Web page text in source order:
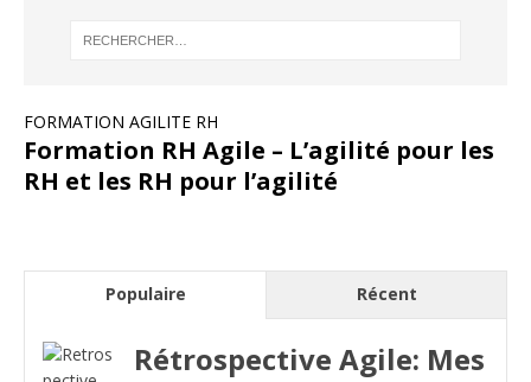
FORMATION AGILITE RH
Formation RH Agile – L’agilité pour les
RH et les RH pour l’agilité
Populaire Récent
Rétrospective Agile: Mes